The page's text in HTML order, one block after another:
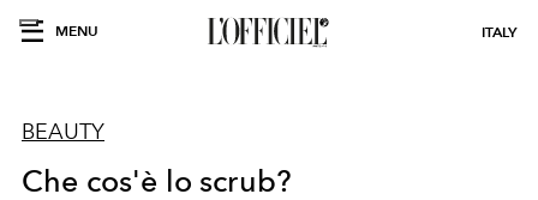
MENU ITALY
BEAUTY
Che cos'è lo scrub?